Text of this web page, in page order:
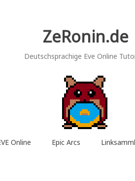
ZeRonin.de
Deutschsprachige Eve Online
Online Epic Arcs